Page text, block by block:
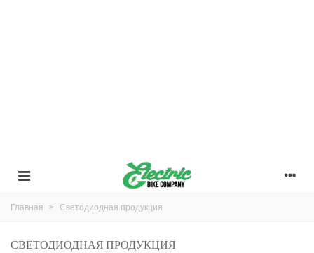
Главная > Светодиодная продукция
СВЕТОДИОДНАЯ ПРОДУКЦИЯ